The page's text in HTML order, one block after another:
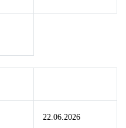
22.06.2026